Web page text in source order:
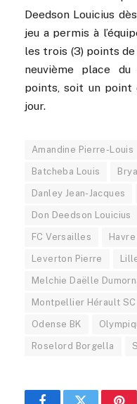
Deedson Louicius
jeu a permis à
les trois (3) points
neuvième place du
points, soit un point
jour.
Amandine Pierre-Louis
Batcheba Louis
Danley Jean-Jacques
Don Deedson Louicius
FC Versailles Havre
Leverton Pierre
Melchie Daëlle
Montpellier Hérault SC
Odense BK
Roselord Borgella